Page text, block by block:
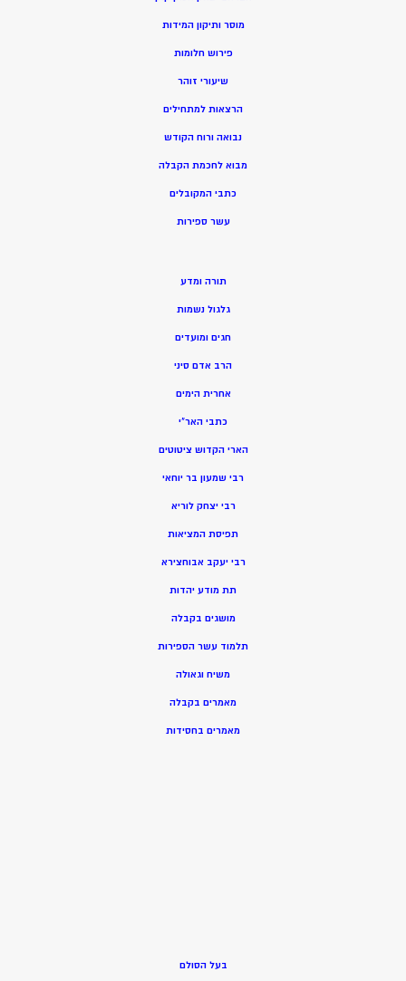
מוסר ותיקון המידות
פירוש חלומות
שיעורי זוהר
הרצאות למתחילים
נבואה ורוח הקודש
מבוא לחכמת הקבלה
כתבי המקובלים
עשר ספירות
תורה ומדע
גלגול נשמות
חגים ומועדים
הרב אדם סיני
אחרית הימים
כתבי האר”י
הארי הקדוש ציטוטים
רבי שמעון בר יוחאי
רבי יצחק לוריא
תפיסת המציאות
רבי יעקב אבוחצירא
תת מודע יהדות
מושגים בקבלה
תלמוד עשר הספירות
משיח וגאולה
מאמרים בקבלה
מאמרים בחסידות
בעל הסולם